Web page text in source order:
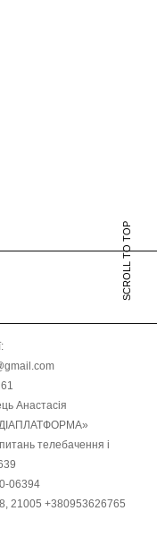
SCROLL TO TOP
Анастасія
телебачення і
06394
21005 +380953626765